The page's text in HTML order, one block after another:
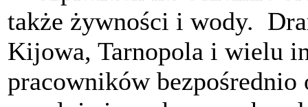
także żywności i wody.
Kijowa, Tarnopola i wielu
pracowników